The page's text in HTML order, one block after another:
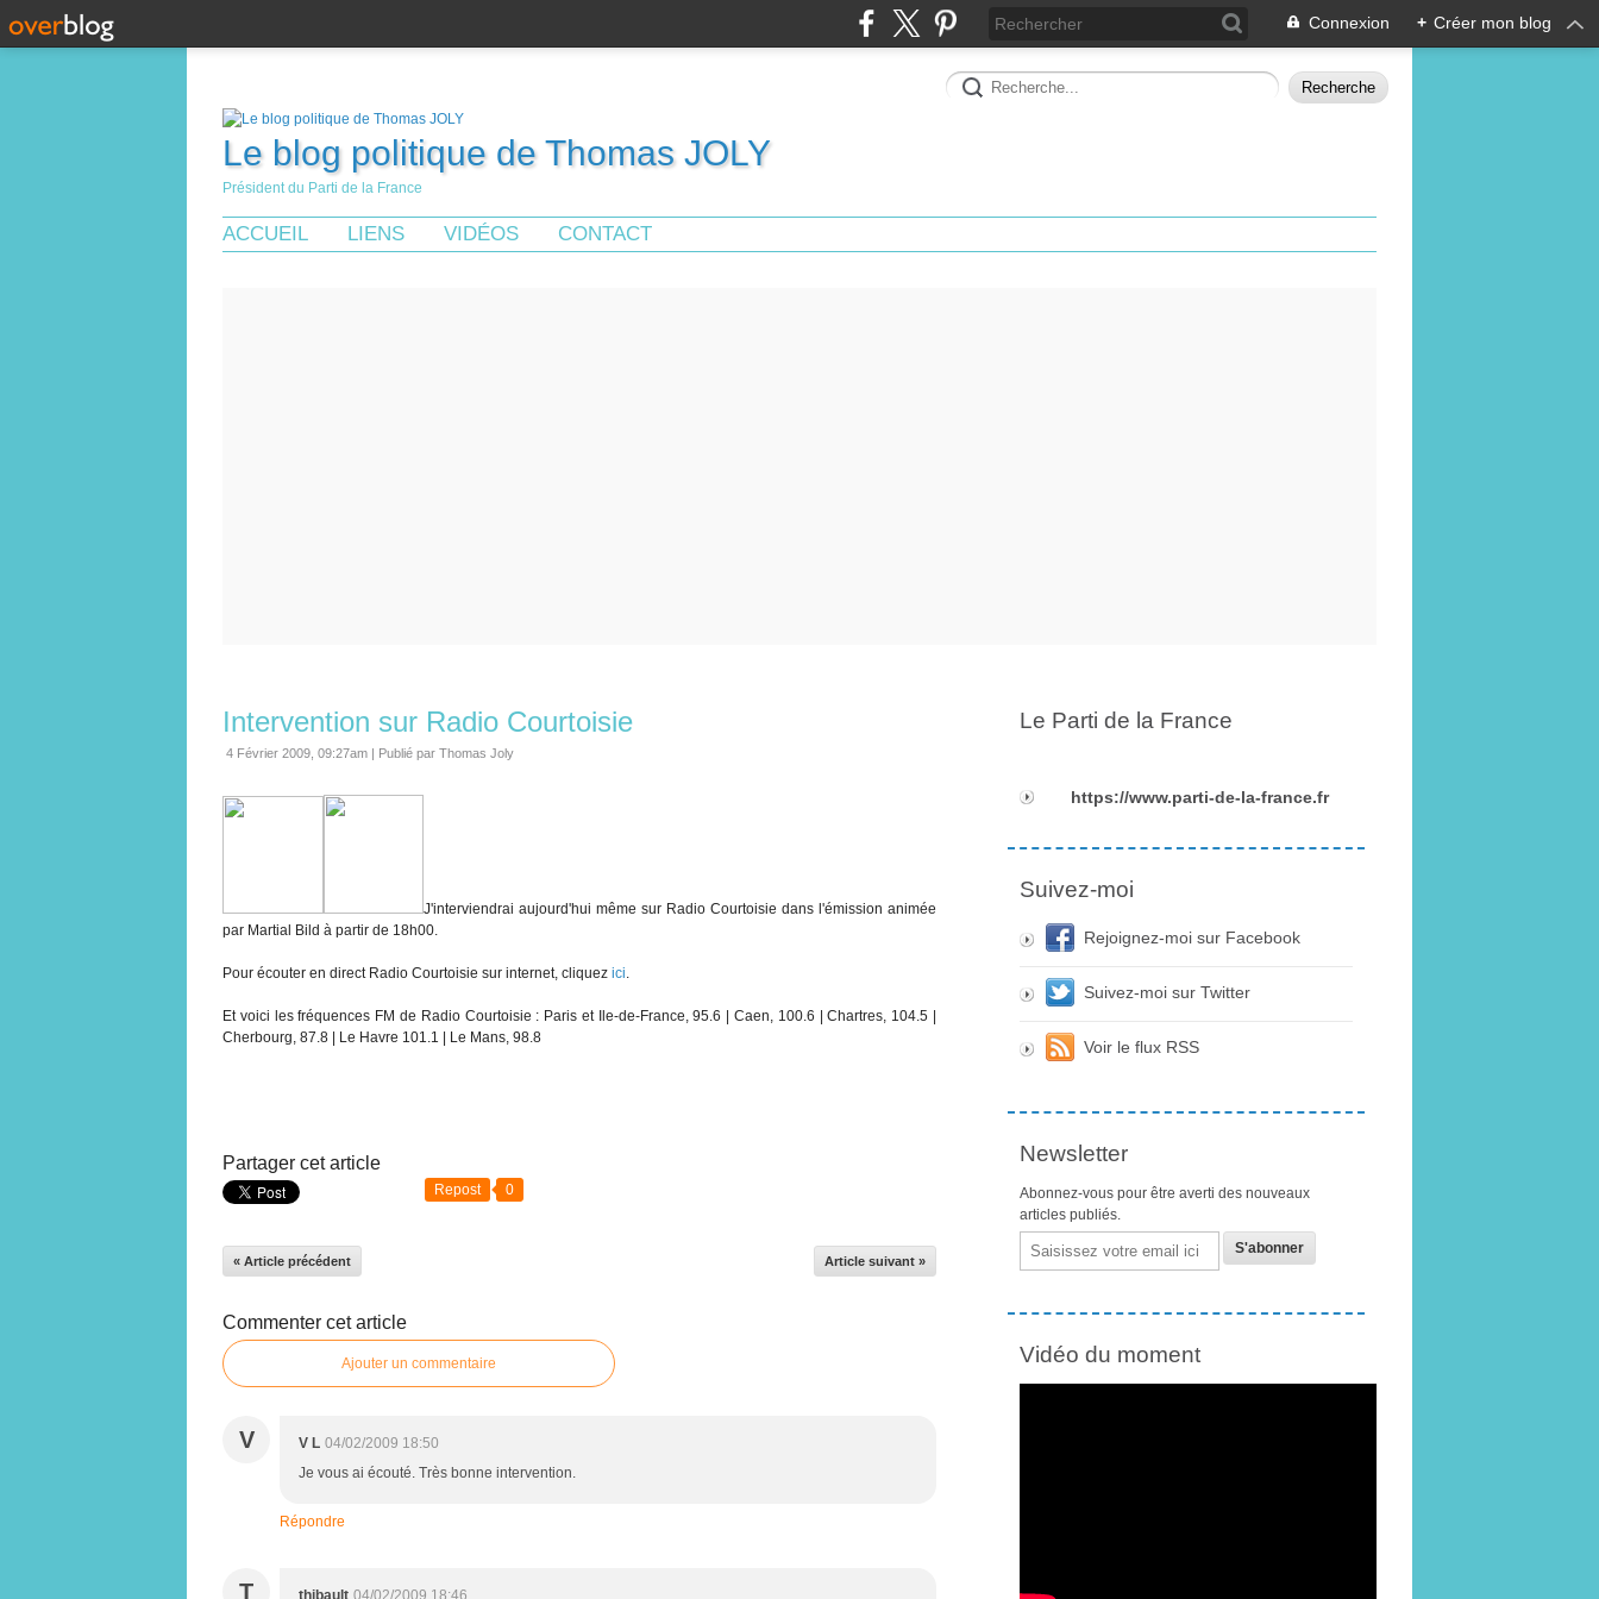
Connexion + Créer mon blog
Le blog politique de Thomas JOLY
Président du Parti de la France
ACCUEIL LIENS VIDÉOS CONTACT
Intervention sur Radio Courtoisie
4 Février 2009, 09:27am | Publié par Thomas Joly
J'interviendrai aujourd'hui même sur Radio Courtoisie dans l'émission animée
par Martial Bild à partir de 18h00.
Pour écouter en direct Radio Courtoisie sur internet, cliquez ici.
Et voici les fréquences FM de Radio Courtoisie : Paris et Ile-de-France, 95.6 | Caen, 100.6 | Chartres, 104.5 |
Cherbourg, 87.8 | Le Havre 101.1 | Le Mans, 98.8
Partager cet article
Repost 0
« Article précédent Article suivant »
Commenter cet article
Ajouter un commentaire
V V L 04/02/2009 18:50
Je vous ai écouté. Très bonne intervention.
Répondre
T thibault 04/02/2009 18:46
Le Parti de la France
https://www.parti-de-la-france.fr
Suivez-moi
Rejoignez-moi sur Facebook
Suivez-moi sur Twitter
Voir le flux RSS
Newsletter
Abonnez-vous pour être averti des nouveaux
articles publiés.
Email
Vidéo du moment